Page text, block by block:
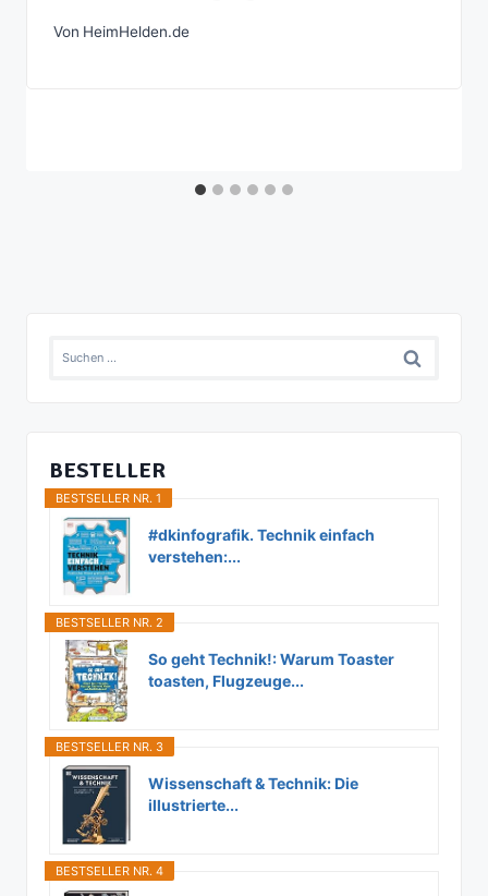
Von HeimHelden.de
Suchen
BESTELLER
BESTSELLER NR. 1
#dkinfografik. Technik einfach
verstehen:...
BESTSELLER NR. 2
So geht Technik!: Warum Toaster
toasten, Flugzeuge...
BESTSELLER NR. 3
Wissenschaft & Technik: Die
illustrierte...
BESTSELLER NR. 4